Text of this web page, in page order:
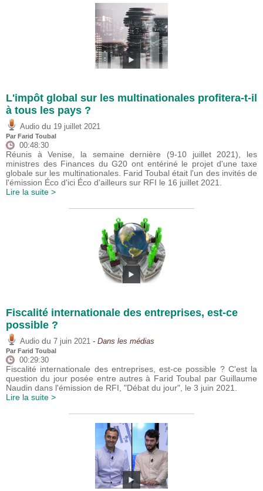
L'impôt global sur les multinationales profitera-t-il
à tous les pays ?
Audio du 19 juillet 2021
Par Farid Toubal
00:48:30
Réunis à Venise, la semaine dernière (9-10 juillet 2021), les
ministres des Finances du G20 ont entériné le projet d'une taxe
globale sur les multinationales. Farid Toubal était l'un des invités de
l'émission Éco d'ici Éco d'ailleurs sur RFI le 16 juillet 2021.
Lire la suite >
Fiscalité internationale des entreprises, est-ce
possible ?
Audio du 7 juin 2021 - Dans les médias
Par Farid Toubal
00:29:30
Fiscalité internationale des entreprises, est-ce possible ? C'est la
question du jour posée entre autres à Farid Toubal par Guillaume
Naudin dans l'émission de RFI, "Débat du jour", le 3 juin 2021.
Lire la suite >